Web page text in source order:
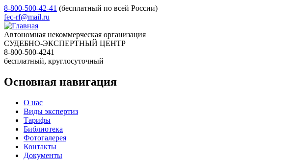
8-800-500-42-41 (бесплатный по всей России)
fec-rf@mail.ru
Автономная некоммерческая организация
СУДЕБНО-ЭКСПЕРТНЫЙ ЦЕНТР
8-800-500-4241
бесплатный, круглосуточный
Основная навигация
О нас
Виды экспертиз
Тарифы
Библиотека
Фотогалерея
Контакты
Документы